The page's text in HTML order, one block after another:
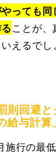
やっても
ことが、
えるでし
則回避
給与計算
施行の最